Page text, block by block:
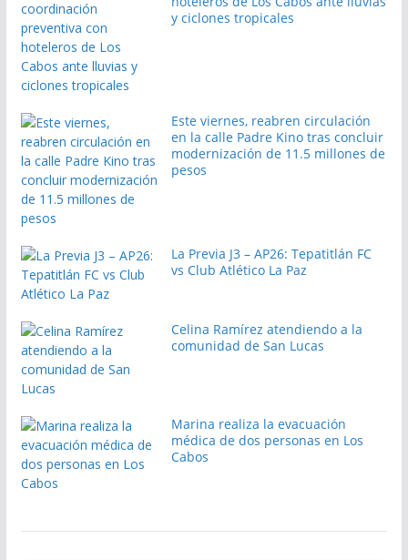
y ciclones tropicales
Este viernes, reabren circulación
en la calle Padre Kino tras concluir
modernización de 11.5 millones de
pesos
La Previa J3 – AP26: Tepatitlán FC
vs Club Atlético La Paz
Celina Ramírez atendiendo a la
comunidad de San Lucas
Marina realiza la evacuación
médica de dos personas en Los
Cabos